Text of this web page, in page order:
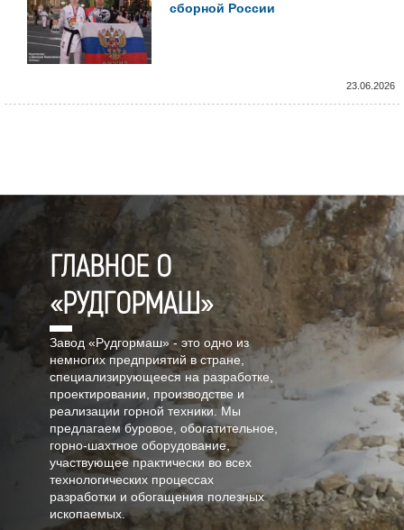
сборной России
23.06.2026
ГЛАВНОЕ О
«РУДГОРМАШ»
Завод «Рудгормаш» - это одно из
немногих предприятий в стране,
специализирующееся на разработке,
проектировании, производстве и
реализации горной техники. Мы
предлагаем буровое, обогатительное,
горно-шахтное оборудование,
участвующее практически во всех
технологических процессах
разработки и обогащения полезных
ископаемых.